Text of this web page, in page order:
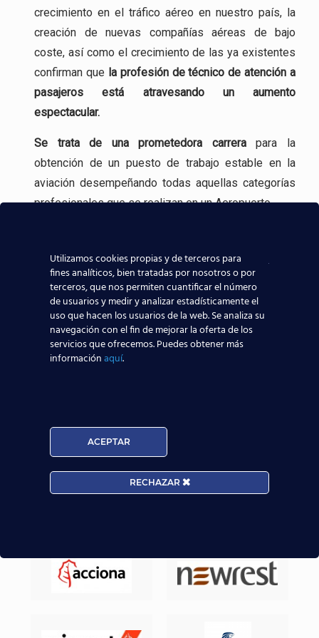
crecimiento en el tráfico aéreo en nuestro país, la
creación de nuevas compañías aéreas de bajo
coste, así como el crecimiento de las ya existentes
confirman que la profesión de técnico de atención a
pasajeros está atravesando un aumento
espectacular.
Se trata de unaprometedora carrerapara la
obtención de un puesto de trabajo estable en la
aviación desempeñando todas aquellas categorías
profesionales que se realizan en un Aeropuerto.
aeronáutica, tenemos
contacto directo con las
compañías aeronáuticas, lo que sin duda ayudará a
que todos los alumnos de nuestros centros
aeronáuticos destaquen y consigan mejores y
mayores posibilidades reales de trabajar en el
sector aeronáutico.
Utilizamos cookies propias y de terceros para
fines analíticos, bien tratadas por nosotros o por
terceros, que nos permiten cuantificar el número
de usuarios y medir y analizar estadísticamente el
uso que hacen los usuarios de la web. Se analiza su
navegación con el fin de mejorar la oferta de los
servicios que ofrecemos. Puedes obtener más
informaciónaquí.
ACEPTAR
RECHAZAR